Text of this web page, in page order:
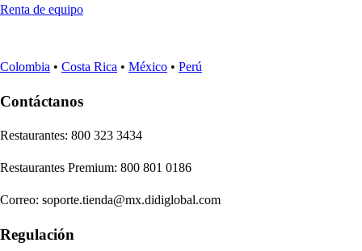
Renta de equipo
Colombia • Costa Rica • México • Perú
Contáctanos
Restaurantes: 800 323 3434
Restaurantes Premium: 800 801 0186
Correo: soporte.tienda@mx.didiglobal.com
Regulación